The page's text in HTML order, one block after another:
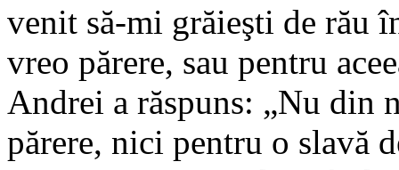
venit să-mi grăieşti de rău
vreo părere, sau pentru
Andrei a răspuns: „Nu din
părere, nici pentru o slavă